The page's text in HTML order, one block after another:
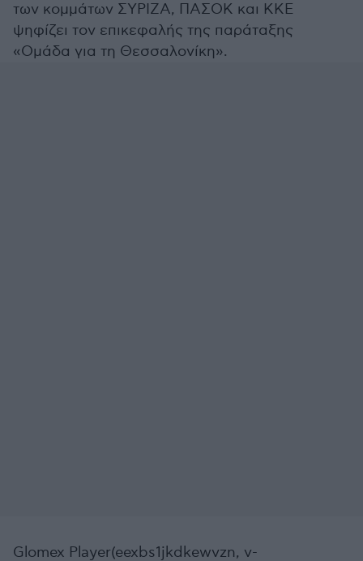
των κομμάτων ΣΥΡΙΖΑ, ΠΑΣΟΚ και ΚΚΕ
ψηφίζει τον επικεφαλής της παράταξης
«Ομάδα για τη Θεσσαλονίκη».
Glomex Player(eexbs1jkdkewvzn, v-